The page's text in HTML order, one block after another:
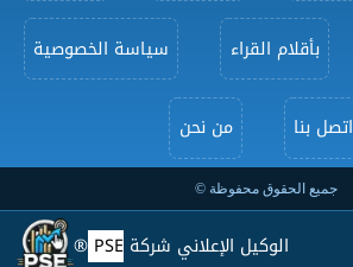
بأقلام القراء سياسة الخصوصية
اتصل بنا من نحن
جميع الحقوق محفوظة ©
الوكيل الإعلاني شركة PSE
®